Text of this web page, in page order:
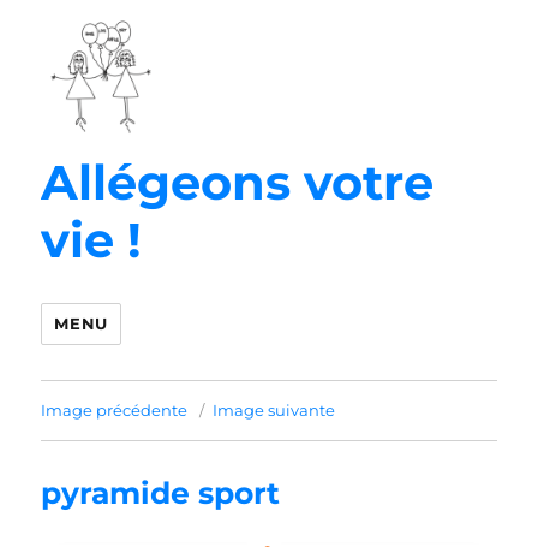
Allégeons votre
vie !
MENU
Image précédente Image suivante
pyramide sport